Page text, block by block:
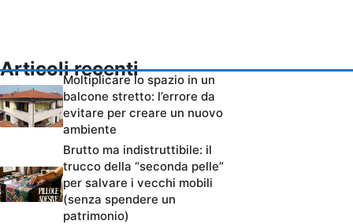
Articoli recenti
Moltiplicare lo spazio in un
balcone stretto: l’errore da
evitare per creare un nuovo
ambiente
Brutto ma indistruttibile: il
trucco della “seconda pelle”
per salvare i vecchi mobili
(senza spendere un
patrimonio)